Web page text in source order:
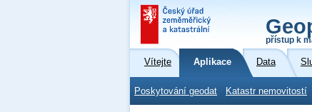
přístup k
Vítejte Aplikace Data
Poskytování geodat Katastr nemovitostí